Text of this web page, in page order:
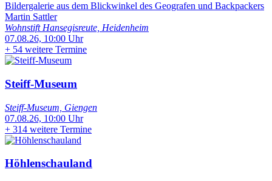
Bildergalerie aus dem Blickwinkel des Geografen und Backpackers
Martin Sattler
Wohnstift Hansegisreute, Heidenheim
07.08.26, 10:00 Uhr
+ 54 weitere Termine
Steiff-Museum
Steiff-Museum, Giengen
07.08.26, 10:00 Uhr
+ 314 weitere Termine
Höhlenschauland